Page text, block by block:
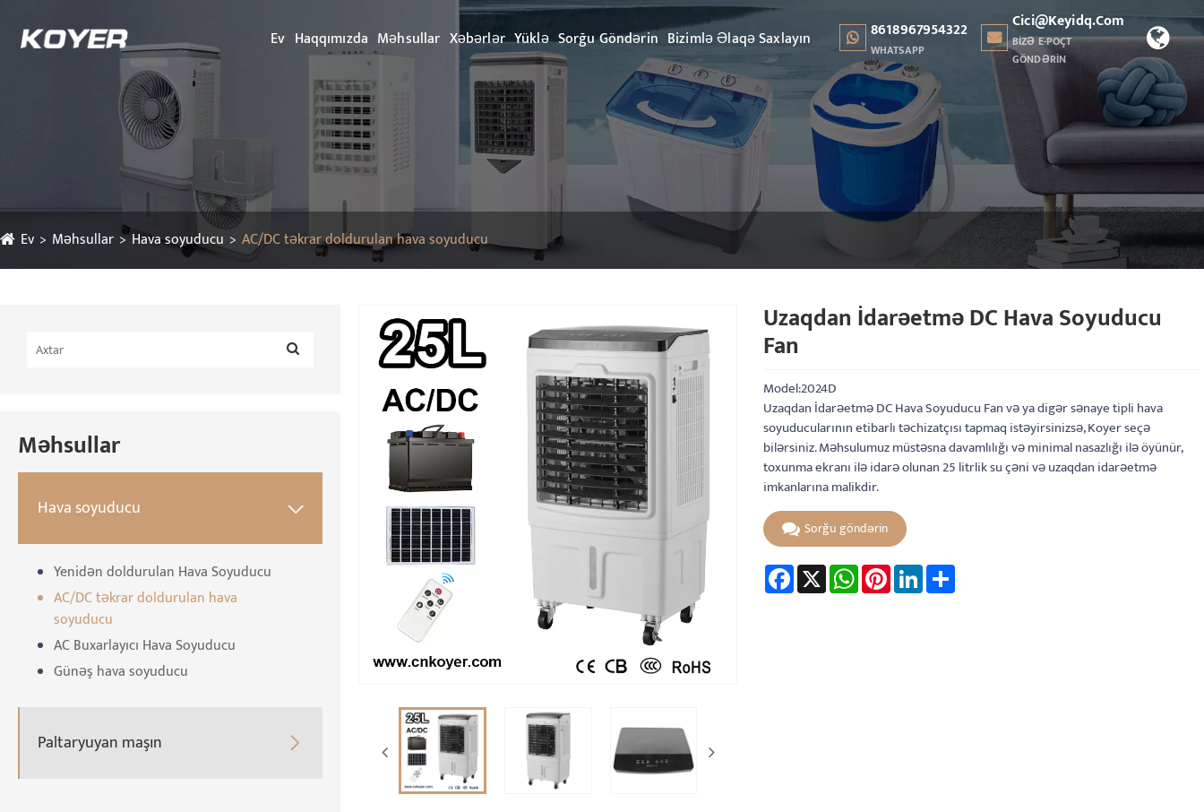
Ev Haqqımızda Məhsullar Xəbərlər Yüklə Sorğu Göndərin Bizimlə Əlaqə Saxlayın 8618967954322
WHATSAPP
Cici@keyidq.com
BIZƏ E-POÇT
GÖNDƏRIN
Ev Məhsullar Hava soyuducu AC/DC təkrar doldurulan hava soyuducu
Məhsullar
Hava soyuducu 
Yenidən doldurulan Hava Soyuducu
AC/DC təkrar doldurulan hava
soyuducu
AC Buxarlayıcı Hava Soyuducu
Günəş hava soyuducu
Paltaryuyan maşın 
Uzaqdan İdarəetmə DC Hava Soyuducu
Fan
Model:2024D
Uzaqdan İdarəetmə DC Hava Soyuducu Fan və ya digər sənaye tipli hava
soyuducularının etibarlı təchizatçısı tapmaq istəyirsinizsə, Koyer seçə
bilərsiniz. Məhsulumuz müstəsna davamlılığı və minimal nasazlığı ilə öyünür,
toxunma ekranı ilə idarə olunan 25 litrlik su çəni və uzaqdan idarəetmə
imkanlarına malikdir.
Sorğu göndərin
Facebook
X WhatsAppPinterestLinkedInShare